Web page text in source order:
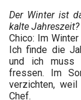
Der Winter ist
kalte
Chico: Im
Ich finde die
und ich muss
fressen. Im
verzichten,
Chef.